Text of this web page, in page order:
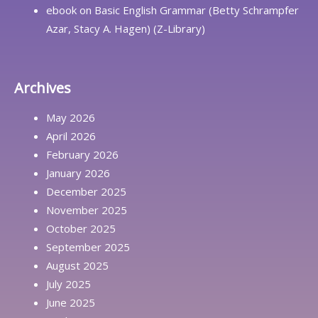
ebook on Basic English Grammar (Betty Schrampfer
Azar, Stacy A. Hagen) (Z-Library)
Archives
May 2026
April 2026
February 2026
January 2026
December 2025
November 2025
October 2025
September 2025
August 2025
July 2025
June 2025